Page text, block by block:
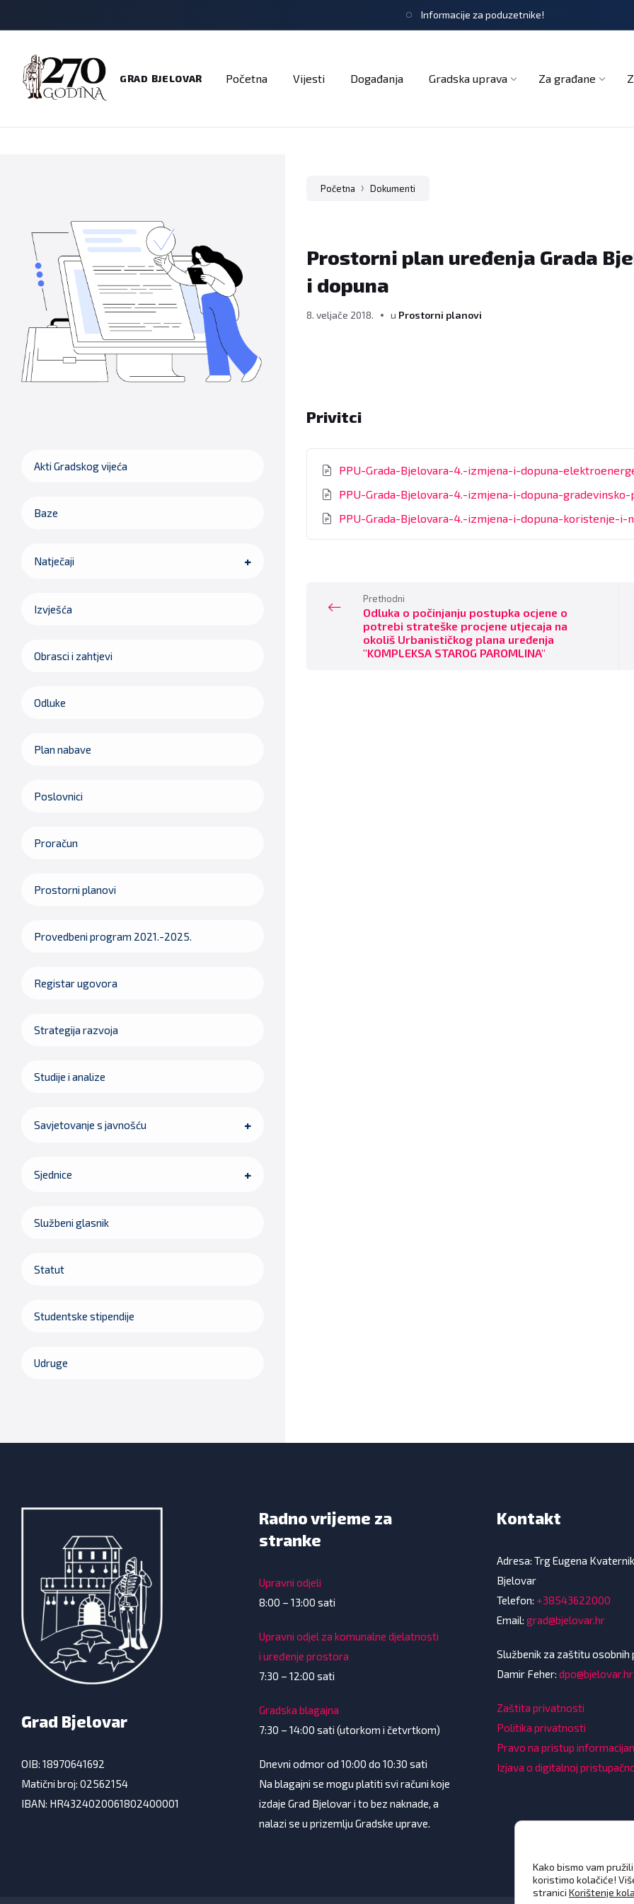
Informacije za poduzetnike!
GRAD BJELOVAR Početna Vijesti Događanja Gradska uprava Za građane
Početna Dokumenti
Prostorni plan uređenja Grada
i dopuna
8. veljače 2018. u Prostorni planovi
Privitci
PPU-Grada-Bjelovara-4.-izmjena-i-dopuna-
PPU-Grada-Bjelovara-4.-izmjena-i-dopuna-
PPU-Grada-Bjelovara-4.-izmjena-i-dopuna-koristenje-i-
Prethodni
Odluka o počinjanju postupka ocjene o
potrebi strateške procjene utjecaja na
okoliš Urbanističkog plana uređenja
"KOMPLEKSA STAROG PAROMLINA"
Akti Gradskog vijeća
Baze
Natječaji
Izvješća
Obrasci i zahtjevi
Odluke
Plan nabave
Poslovnici
Proračun
Prostorni planovi
Provedbeni program 2021.-2025.
Registar ugovora
Strategija razvoja
Studije i analize
Savjetovanje s javnošću
Sjednice
Službeni glasnik
Statut
Studentske stipendije
Udruge
Grad Bjelovar
OIB: 18970641692
Matični broj: 02562154
IBAN: HR4324020061802400001
Radno vrijeme za
stranke
Upravni odjeli
8:00 – 13:00 sati
Upravni odjel za komunalne djelatnosti
i uređenje prostora
7:30 – 12:00 sati
Gradska blagajna
7:30 – 14:00 sati (utorkom i četvrtkom)
Dnevni odmor od 10:00 do 10:30 sati
Na blagajni se mogu platiti svi računi koje
izdaje Grad Bjelovar i to bez naknade, a
nalazi se u prizemlju Gradske uprave.
Kontakt
Adresa: Trg Eugena
Bjelovar
Telefon: +38543622000
Email: grad@bjelovar.hr
Službenik za zaštitu osobnih
Damir Feher: dpo@bjelovar.hr
Zaštita privatnosti
Politika privatnosti
Pravo na pristup
Izjava o digitalnoj
Kako bismo vam
koristimo kolačiće!
stranici Korištenje